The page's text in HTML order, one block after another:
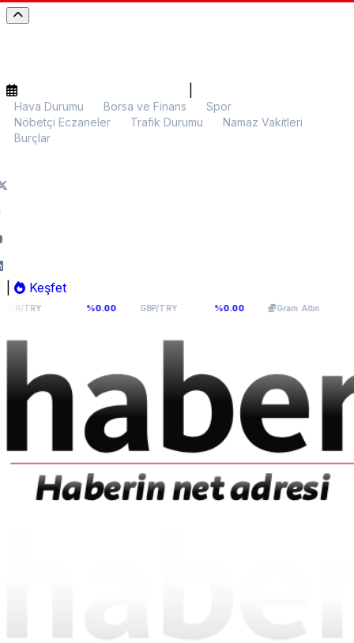
Hava Durumu Borsa ve Finans
Spor
Nöbetçi Eczaneler
Trafik Durumu
Namaz Vakitleri
Burçlar
Keşfet
%0.00 GBP/TRY 63,965 %0.00 Gram Altın 6.004,69 %0.14